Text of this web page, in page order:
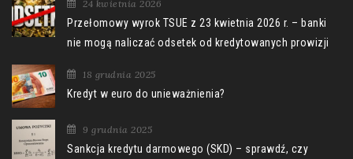
24 kwietnia 2026
Przełomowy wyrok TSUE z 23 kwietnia 2026 r. – banki
nie mogą naliczać odsetek od kredytowanych prowizji
18 grudnia 2025
Kredyt w euro do unieważnienia?
9 grudnia 2025
Sankcja kredytu darmowego (SKD) – sprawdź, czy